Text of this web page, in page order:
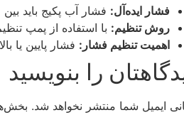
فشار ایده‌آل: فشار آب پکیج باید بین ۱ تا ۲ بار باشد.
روش تنظیم: با استفاده از پمپ
اهمیت تنظیم فشار: فشار پایین یا
را بنویسید
ایمیل شما منتشر نخواهد شد.